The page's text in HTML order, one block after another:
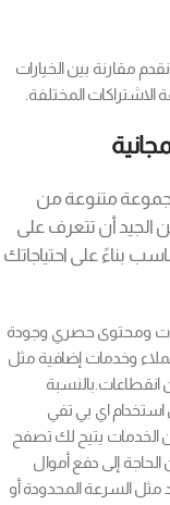
مقارنة بين الخيارات
الاشتراكات المختلفة.
متنوعة من
الجيد أن تتعرف على
بناءً على احتياجاتك
ومحتوى حصري وجودة
وخدمات إضافية مثل
استخدام اي بي تفي
الخدمات يتيح لك تصفح
إلى دفع أموال
السرعة المحدودة أو